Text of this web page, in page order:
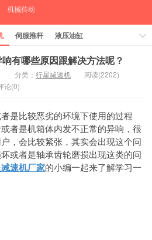
伺服推杆
液压油缸
有哪些原因跟解决方法呢？
分类： 行星减速机
阅读(2202)
论(0)
是比较恶劣的环境下使用的过程
者是机箱体内发不正常的异响，很
，会比较紧张，其实会出现这个问
或者是轴承齿轮磨损出现这类的问
速机厂家的小编一起来了解学习一